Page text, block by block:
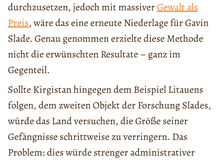
durchzusetzen, jedoch mit massiverGewalt als
Preis, wäre das eine erneute Niederlage für Gavin
Slade. Genau genommen erzielte diese Methode
nicht die erwünschten Resultate – ganz im
Gegenteil.
Sollte Kirgistan hingegen dem Beispiel Litauens
folgen, dem zweiten Objekt der Forschung Slades,
würde das Land versuchen, die Größe seiner
Gefängnisse schrittweise zu verringern. Das
Problem: dies würde strenger administrativer